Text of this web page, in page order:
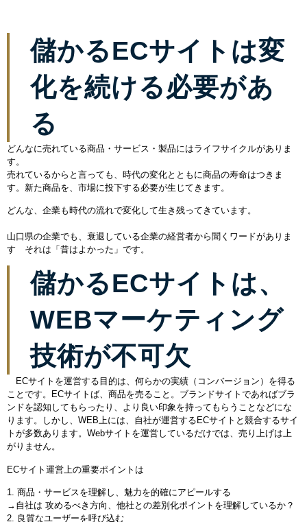
儲かるECサイトは変
化を続ける必要があ
る
どんなに売れている商品・サービス・製品にはライフサイクルがありま
す。
売れているからと言っても、時代の変化とともに商品の寿命はつきま
す。新た商品を、市場に投下する必要が生じてきます。
どんな、企業も時代の流れで変化して生き残ってきています。
山口県の企業でも、衰退している企業の経営者から聞くワードがありま
す それは「昔はよかった」です。
儲かるECサイトは、
WEBマーケティング
技術が不可欠
ECサイトを運営する目的は、何らかの実績（コンバージョン）を得る
ことです。ECサイトば、商品を売ること。ブランドサイトであればブラ
ンドを認知してもらったり、より良い印象を持ってもらうことなどにな
ります。しかし、WEB上には、自社が運営するECサイトと競合するサイ
トが多数あります。Webサイトを運営しているだけでは、売り上げは上
がりません。
ECサイト運営上の重要ポイントは
1. 商品・サービスを理解し、魅力を的確にアピールする
→自社は 攻めるべき方向、他社との差別化ポイントを理解しているか？
2. 良質なユーザーを呼び込む